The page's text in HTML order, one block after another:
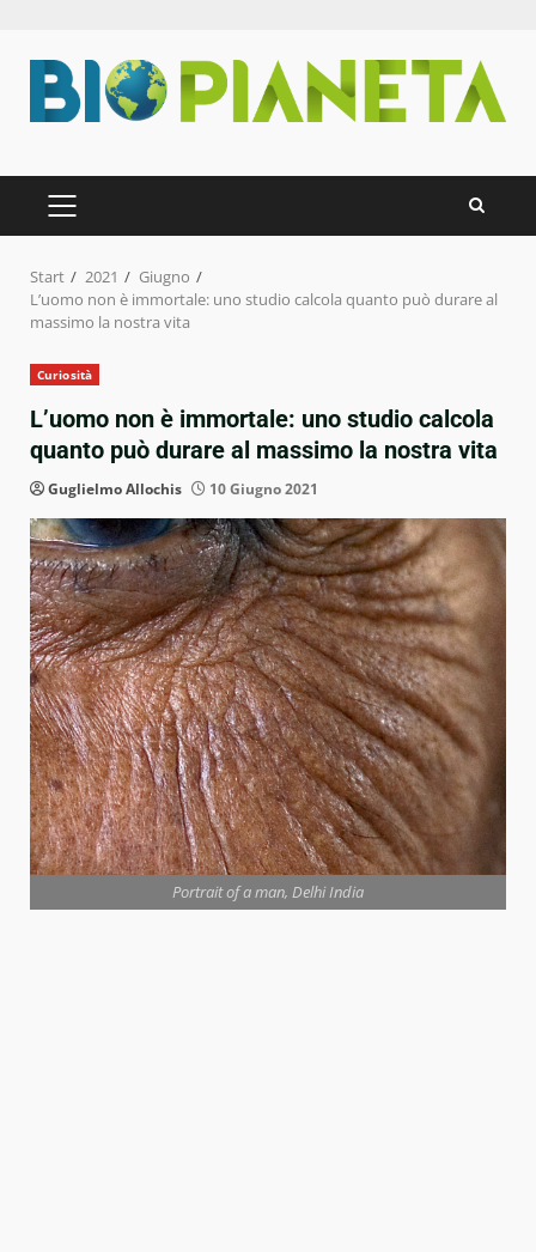
Inhalt
springen
PRIMÄRES
MENÜ
Start 2021
Giugno
L’uomo non è immortale: uno studio calcola quanto può durare al
massimo la nostra vita
Curiosità
L’uomo non è immortale: uno studio calcola
quanto può durare al massimo la nostra vita
Guglielmo Allochis 10 Giugno 2021
Portrait of a man, Delhi India